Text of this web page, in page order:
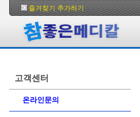
즐겨찾기 추가하기
고객센터
온라인문의